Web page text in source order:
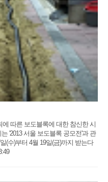
에 따른 보도블록에 대한 참신한 시
'2013 서울 보도블록 공모전'과 관
(수)부터 4월 19일(금)까지 받는다